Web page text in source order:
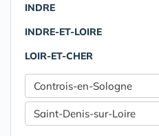
INDRE
INDRE-ET-LOIRE
LOIR-ET-CHER
Controis-en-Sologne
Saint-Denis-sur-Loire